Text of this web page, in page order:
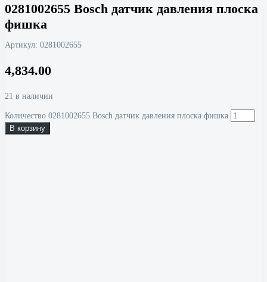
0281002655 Bosch датчик давления плоска
фишка
Артикул: 0281002655
4,834.00
21 в наличии
Количество 0281002655 Bosch датчик давления плоска фишка
В корзину